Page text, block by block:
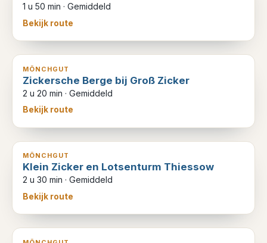
1 u 50 min · Gemiddeld
Bekijk route
7km
MÖNCHGUT
Zickersche Berge bij Groß Zicker
2 u 20 min · Gemiddeld
Bekijk route
8km
MÖNCHGUT
Klein Zicker en Lotsenturm Thiessow
2 u 30 min · Gemiddeld
Bekijk route
7km